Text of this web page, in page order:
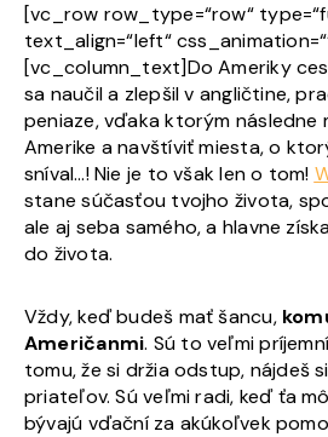
[vc_row row_type=“row“
text_align=“left“
[vc_column_text]Do Ameriky
sa naučil a zlepšil v angličtine,
peniaze, vďaka ktorým následne
Amerike a navštíviť miesta, o
sníval…! Nie je to však len o tom!
stane súčasťou tvojho života,
ale aj seba samého, a hlavne
do života.
Vždy, keď budeš mať šancu,
Američanmi. Sú to veľmi
tomu, že si držia odstup, nájdeš
priateľov. Sú veľmi radi, keď ťa
bývajú vďační za akúkoľvek